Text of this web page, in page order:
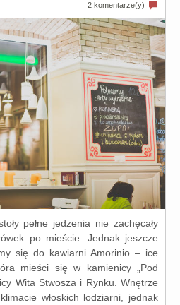
2 komentarze(y)
peł­ne jedze­nia nie zachę­ca­ły
po mie­ście. Jednak jesz­cze
się do kawiar­ni Amorinio – ice
mie­ści się w kamie­ni­cy „Pod
Wita Stwosza i Rynku. Wnętrze
wło­skich lodziar­ni, jed­nak